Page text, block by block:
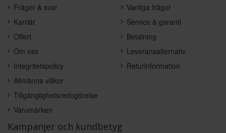
Frågor & svar
Karriär
Offert
Om oss
Integritetspolicy
Allmänna villkor
Tillgänglighetsredogörelse
Varumärken
Vanliga frågor
Service & garanti
Betalning
Leveransalternativ
Returinformation
Kampanjer och kundbetyg